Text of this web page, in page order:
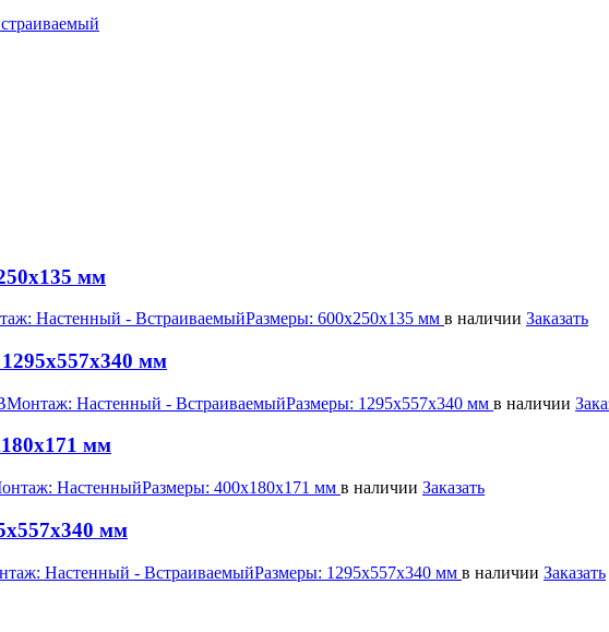
мм
Настенный - ВстраиваемыйРазмеры: 600х250х135 мм в наличии Заказать
мм
Монтаж: Настенный - ВстраиваемыйРазмеры: 1295х557х340 мм в наличии
мм
НастенныйРазмеры: 400х180х171 мм в наличии Заказать
мм
Настенный - ВстраиваемыйРазмеры: 1295х557х340 мм в наличии Заказать